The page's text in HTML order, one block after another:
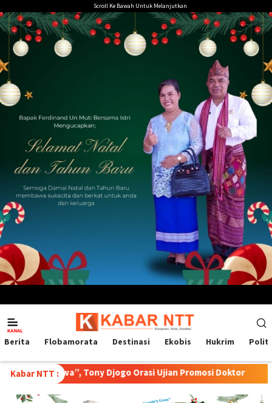
ke
konten
Scroll Ke Bawah Untuk Melanjutkan
Mobile
Berita Flobamorata Destinasi Ekobis Hukrim
Kabar NTT :
Djogo Orasi Ujian Promosi Doktor Transformasi